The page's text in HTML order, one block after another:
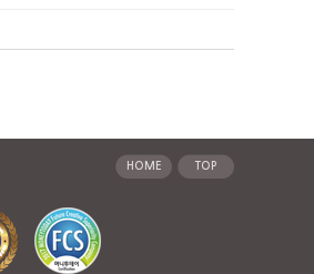
HOME TOP